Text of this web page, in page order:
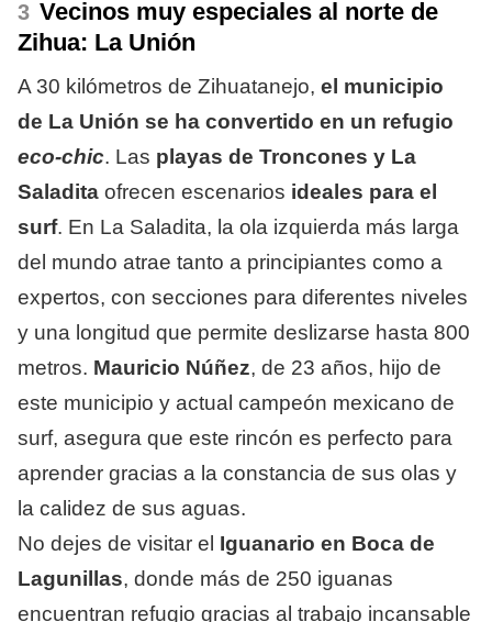
Vecinos muy especiales al norte de
Zihua: La Unión
A 30 kilómetros de Zihuatanejo, el municipio
de La Unión se ha convertido en un refugio
eco-chic. Las playas de Troncones y La
Saladita ofrecen escenarios ideales para el
surf. En La Saladita, la ola izquierda más larga
del mundo atrae tanto a principiantes como a
expertos, con secciones para diferentes niveles
y una longitud que permite deslizarse hasta 800
metros. Mauricio Núñez, de 23 años, hijo de
este municipio y actual campeón mexicano de
surf, asegura que este rincón es perfecto para
aprender gracias a la constancia de sus olas y
la calidez de sus aguas.
No dejes de visitar el Iguanario en Boca de
Lagunillas, donde más de 250 iguanas
encuentran refugio gracias al trabajo incansable